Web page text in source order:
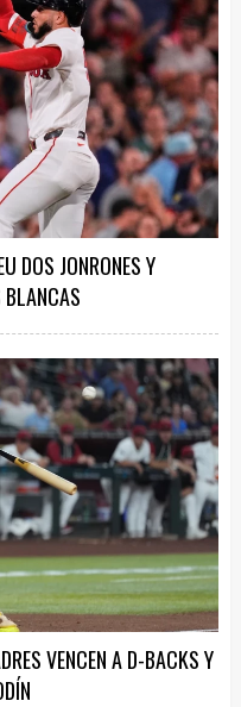
DOS JONRONES Y
BLANCAS
VENCEN A D-BACKS Y